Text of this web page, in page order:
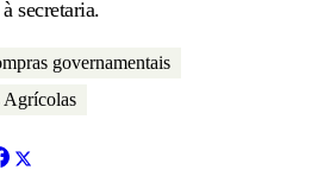
secretaria.
governamentais
Agrícolas